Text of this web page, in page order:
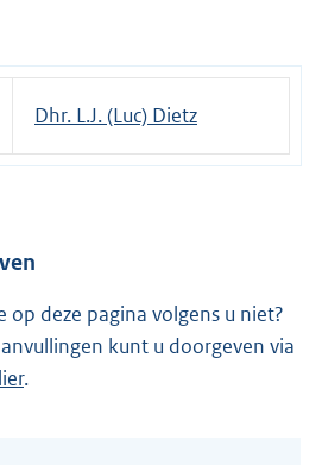
Dhr. L.J. (Luc) Dietz
deze pagina volgens u niet?
kunt u doorgeven via
.